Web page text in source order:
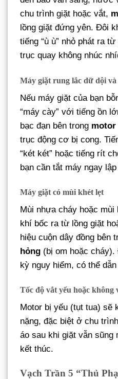
chu trình giặt hoặc vắt,
lồng giặt đứng yên. Đôi
tiếng “ù ù” nhỏ phát ra
trục quay không nhúc
Máy giặt rung lắc dữ dội
Nếu máy giặt của bạn
“máy cày” với tiếng ồn
bạc đạn bên trong motor
trục động cơ bị cong.
“két két” hoặc tiếng rít
bạn cần tắt máy ngay
Máy giặt có mùi khét lẹt
Mùi nhựa cháy hoặc
khí bốc ra từ lồng giặt
hiệu cuộn dây đồng bên
hỏng (bị om hoặc
kỳ nguy hiểm, có thể
Tốc độ vắt yếu hoặc không
Motor bị yếu (tụt tua) sẽ
nặng, đặc biệt ở chu
áo sau khi giặt vẫn
kết thúc.
Vạch Trần 5 “Thủ